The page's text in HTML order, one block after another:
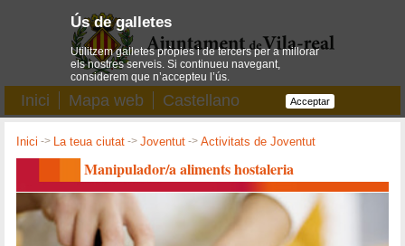
Inici Mapa web Castellano
Inici -> La teua ciutat ->Joventut ->Activitats de Joventut
Manipulador/a aliments hostaleria
Ús de galletes
Utilitzem galletes pròpies i de tercers per a millorar
els nostres serveis. Si continueu navegant,
considerem que n’accepteu l’ús.
Acceptar